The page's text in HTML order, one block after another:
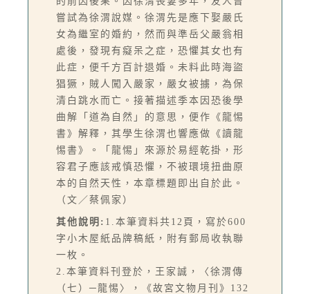
嘗試為徐渭說媒。徐渭先是應下娶嚴氏
女為繼室的婚約，然而與準岳父嚴翁相
處後，發現有癡呆之症，恐懼其女也有
此症，便千方百計退婚。未料此時海盜
猖獗，賊人闖入嚴家，嚴女被擄，為保
清白跳水而亡。接著描述季本因恐後學
曲解「道為自然」的意思，便作《龍惕
書》解釋，其學生徐渭也響應做《讀龍
惕書》。「龍惕」來源於易經乾掛，形
容君子應該戒慎恐懼，不被環境扭曲原
本的自然天性，本章標題即出自於此。
（文／蔡佩家）
其他說明: 1.本筆資料共12頁，寫於600
字小木屋紙品牌稿紙，附有郵局收執聯
一枚。
2.本筆資料刊登於，王家誠，〈徐渭傳
（七）─龍惕〉，《故宮文物月刊》132